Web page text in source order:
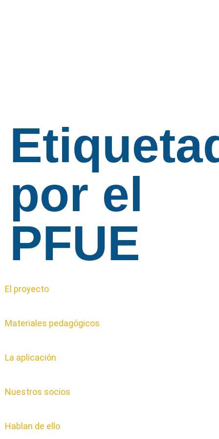
por el
PFUE
El proyecto
Materiales pedagógicos
La aplicación
Nuestros socios
Hablan de ello